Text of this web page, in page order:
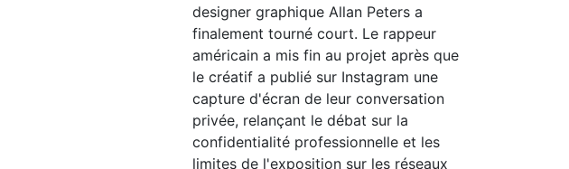
designer graphique Allan Peters a
finalement tourné court. Le rappeur
américain a mis fin au projet après que
le créatif a publié sur Instagram une
capture d'écran de leur conversation
privée, relançant le débat sur la
confidentialité professionnelle et les
limites de l'exposition sur les réseaux